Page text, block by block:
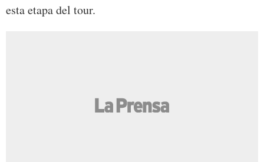
esta etapa del tour.